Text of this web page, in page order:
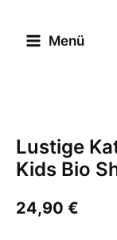
Inhalt
Menü
Lustige
Kids Bio
24,90 €